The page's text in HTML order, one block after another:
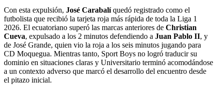
Con esta expulsión, José Carabalíquedó registrado como el
futbolista que recibió la tarjeta roja más rápida de toda la Liga 1
2026. El ecuatoriano superó las marcas anteriores de Christian
Cueva, expulsado a los 2 minutos defendiendo a Juan Pablo II, y
de José Grande, quien vio la roja a los seis minutos jugando para
CD Moquegua. Mientras tanto, Sport Boys no logró traducir su
dominio en situaciones claras y Universitario terminó acomodándose
a un contexto adverso que marcó el desarrollo del encuentro desde
el pitazo inicial.